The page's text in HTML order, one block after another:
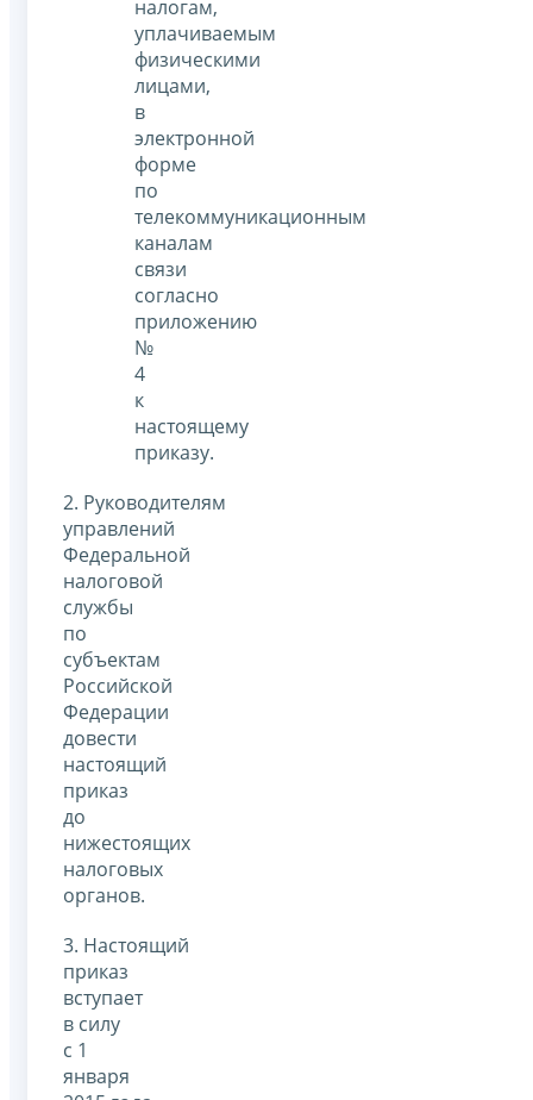
налогам,
уплачиваемым
физическими
лицами,
в
электронной
форме
по
телекоммуникационным
каналам
связи
согласно
приложению
№
4
к
настоящему
приказу.
2. Руководителям
управлений
Федеральной
налоговой
службы
по
субъектам
Российской
Федерации
довести
настоящий
приказ
до
нижестоящих
налоговых
органов.
3. Настоящий
приказ
вступает
в силу
с 1
января